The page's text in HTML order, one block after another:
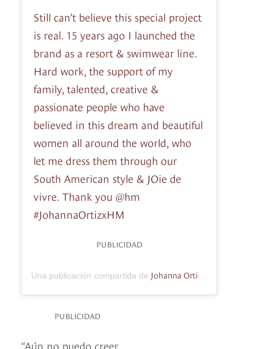
Still can’t believe this special project
is real. 15 years ago I launched the
brand as a resort & swimwear line.
Hard work, the support of my
family, talented, creative &
passionate people who have
believed in this dream and beautiful
women all around the world, who
let me dress them through our
South American style & JOie de
vivre. Thank you @hm
#JohannaOrtizxHM
PUBLICIDAD
Una publicación compartida de Johanna Ortiz
PUBLICIDAD
“Aún no puedo creer